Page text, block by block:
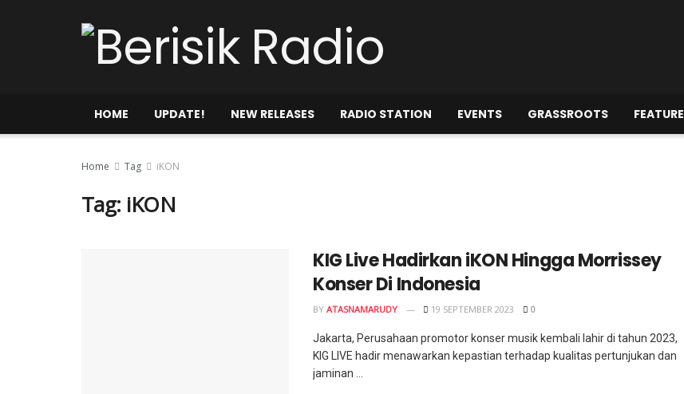
HOME UPDATE! NEW RELEASES RADIO STATION EVENTS GRASSROOTS FEATURE
Home Tag iKON
Tag: iKON
KIG Live Hadirkan iKON Hingga Morrissey
Konser Di Indonesia
BY ATASNAMARUDY 19 SEPTEMBER 2023 0
Jakarta, Perusahaan promotor konser musik kembali lahir di tahun 2023,
KIG LIVE hadir menawarkan kepastian terhadap kualitas pertunjukan dan
jaminan ...